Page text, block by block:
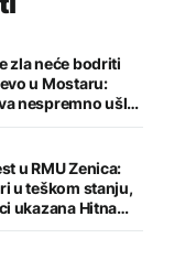
zla neće bodriti
u Mostaru:
nespremno ušla
u RMU Zenica:
u teškom stanju,
ukazana Hitna
pomoć